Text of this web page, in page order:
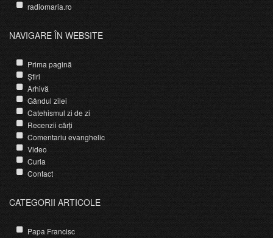
radiomaria.ro
NAVIGARE ÎN WEBSITE
Prima pagină
Știri
Arhivă
Gândul zilei
Catehismul zi de zi
Recenzii cărți
Comentariu evanghelic
Video
Curia
Contact
CATEGORII ARTICOLE
Papa Francisc